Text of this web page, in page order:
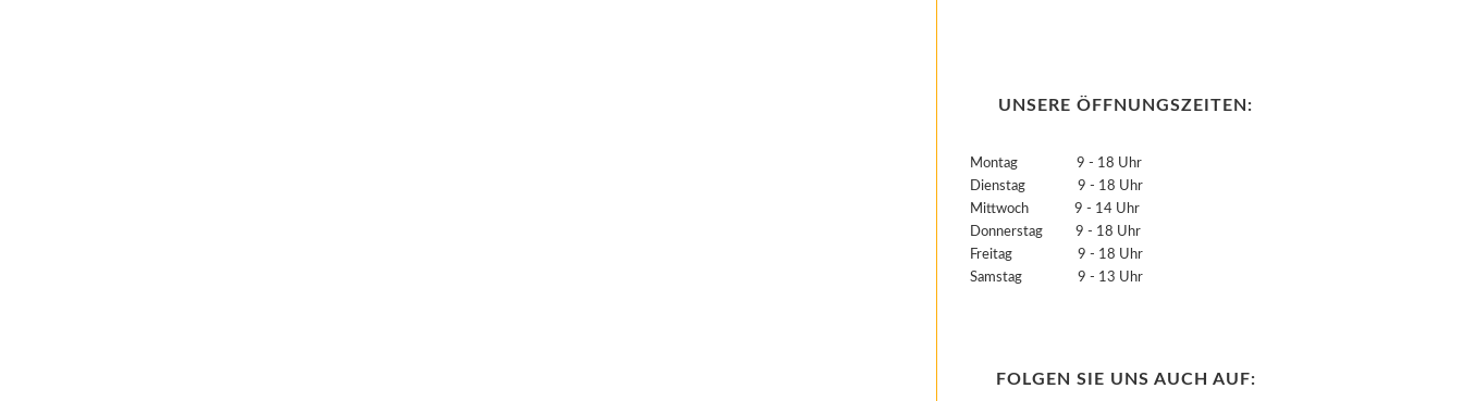
UNSERE ÖFFNUNGSZEITEN:
Montag 9 - 18 Uhr
Dienstag 9 - 18 Uhr
Mittwoch 9 - 14 Uhr
Donnerstag 9 - 18 Uhr
Freitag 9 - 18 Uhr
Samstag 9 - 13 Uhr
FOLGEN SIE UNS AUCH AUF: